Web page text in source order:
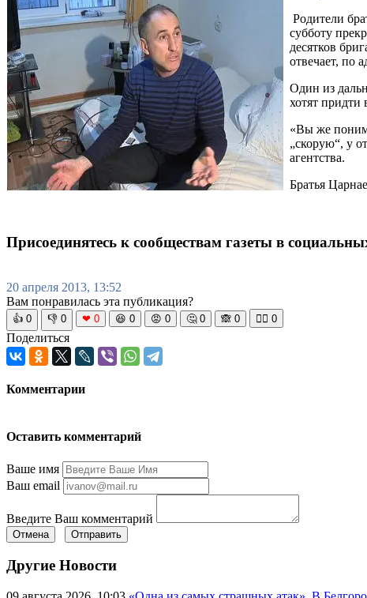
Родители
субботу
десятков
отвечает, по
Один из
хотят придти
«Вы же
„скорую“, у
агентства.
Братья
Присоединятесь к сообществам газеты в
20 апреля 2013, 13:52
Вам понравилась эта публикация?
👍 0 👎 0 ❤ 0 😆 0 😡 0 🤔 0 🙈 0 🧘‍♀️ 0
Поделиться
Комментарии
Оставить комментарий
Ваше имя
Ваш email
Введите Ваш комментарий
Отмена Отправить
Другие Новости